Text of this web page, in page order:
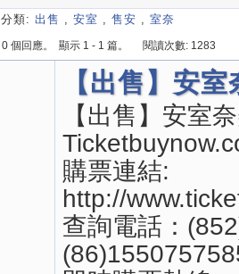
類: 出售 , 安室 , 售安 , 室奈
個回應。 顯示 1 - 1 篇。 閱讀次數: 1283
【出售】安
【出售】安室
購票連結:
http://
查詢電話：